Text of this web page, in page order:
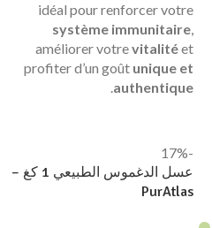
idéal pour renforcer votre
système immunitaire
améliorer votrevitalitéet
profiter d’un goût unique et
authentique
-17%
عسل الدغموس الطبيعي 1 كغ –
PurAtlas